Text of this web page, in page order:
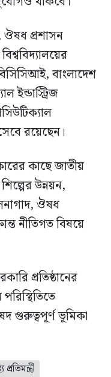
ঔষধ প্রশাসন
বাংলাদেশ
ইন্ডাস্ট্রিজ
রয়েছেন।
কাছে জাতীয়
উন্নয়ন,
ঔষধ
নীতিগত বিষয়ে
প্রতিষ্ঠানের
গুরুত্বপূর্ণ ভূমিকা
প্রতিমন্ত্রী